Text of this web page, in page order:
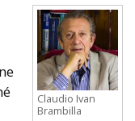
Claudio Ivan
Brambilla